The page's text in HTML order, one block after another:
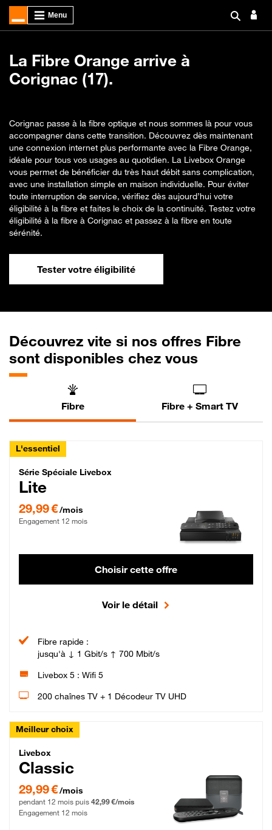
La Fibre Orange arrive à
Corignac (17).
Corignac passe à la fibre optique et nous sommes là pour vous
accompagner dans cette transition. Découvrez dès maintenant
une connexion internet plus performante avec la Fibre Orange,
idéale pour tous vos usages au quotidien. La Livebox Orange
vous permet de bénéficier du très haut débit sans complication,
avec une installation simple en maison individuelle. Pour éviter
toute interruption de service, vérifiez dès aujourd’hui votre
éligibilité à la fibre et faites le choix de la continuité. Testez votre
éligibilité à la fibre à Corignac et passez à la fibre en toute
sérénité.
Tester votre éligibilité
Découvrez vite si nos offres Fibre
sont disponibles chez vous
Fibre Fibre + Smart TV
L'essentiel
Série Spéciale Livebox Lite Fibre
Série Spéciale Livebox
Lite
29,99 €/mois
Engagement 12 mois
Choisir cette offre
Voir le détail
Fibre rapide :
jusqu'à ↓ 1 Gbit/s ↑ 700 Mbit/s
Livebox 5 : Wifi 5
200 chaînes TV + 1 Décodeur TV UHD
Meilleur choix
Livebox Classic Fibre
Livebox
Classic
29,99 € par mois pendant 12 mois puis 42,99 € par mois, Engagement 12 mois
29,99 €/mois
pendant 12 mois puis 42,99 €/mois
Engagement 12 mois